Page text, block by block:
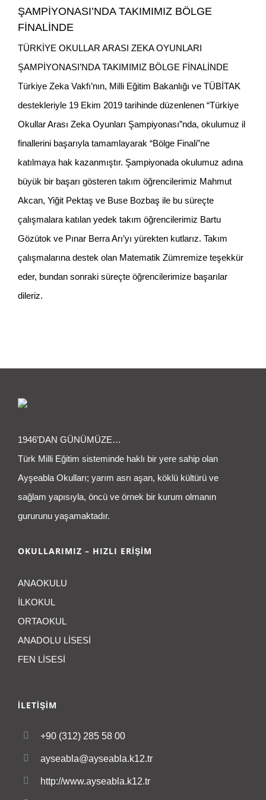
ŞAMPİYONASI’NDA TAKIMIMIZ BÖLGE
FİNALİNDE
TÜRKİYE OKULLAR ARASI ZEKA OYUNLARI
ŞAMPİYONASI’NDA TAKIMIMIZ BÖLGE FİNALİNDE
Türkiye Zeka Vakfı’nın, Milli Eğitim Bakanlığı ve TÜBİTAK
destekleriyle 19 Ekim 2019 tarihinde düzenlenen “Türkiye
Okullar Arası Zeka Oyunları Şampiyonası”nda, okulumuz il
finallerini başarıyla tamamlayarak “Bölge Finali”ne
katılmaya hak kazanmıştır. Şampiyonada okulumuz adına
büyük bir başarı gösteren takım öğrencilerimiz Mahmut
Akcan, Yiğit Pektaş ve Buse Bozbaş ile bu süreçte
çalışmalara katılan yedek takım öğrencilerimiz Bartu
Gözütok ve Pınar Berra Arı’yı yürekten kutlarız. Takım
çalışmalarına destek olan Matematik Zümremize teşekkür
eder, bundan sonraki süreçte öğrencilerimize başarılar
dileriz.
1946’DAN GÜNÜMÜZE…
Türk Milli Eğitim sisteminde haklı bir yere sahip olan
Ayşeabla Okulları; yarım asrı aşan, köklü kültürü ve
sağlam yapısıyla, öncü ve örnek bir kurum olmanın
gururunu yaşamaktadır.
OKULLARIMIZ – HIZLI ERİŞİM
ANAOKULU
İLKOKUL
ORTAOKUL
ANADOLU LİSESİ
FEN LİSESİ
İLETİŞİM
+90 (312) 285 58 00
ayseabla@ayseabla.k12.tr
http://www.ayseabla.k12.tr